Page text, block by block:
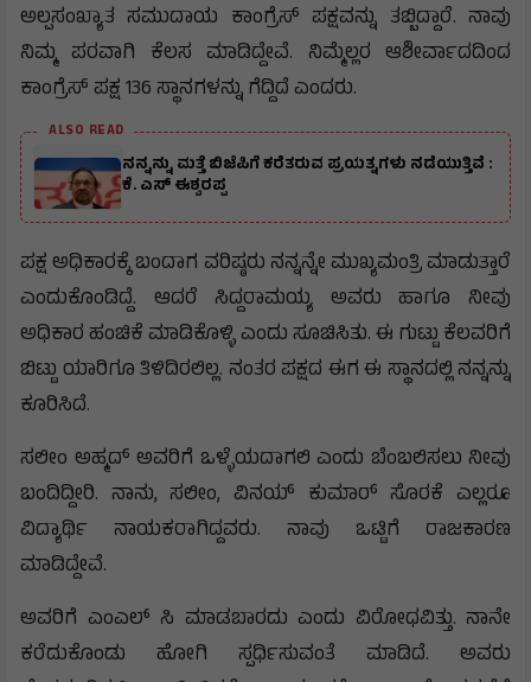
ಅಲ್ಪಸಂಖ್ಯಾತ ಸಮುದಾಯ ಕಾಂಗ್ರೆಸ್ ಪಕ್ಷವನ್ನು ತಬ್ಬಿದ್ದಾರೆ.‌ ನಾವು
ನಿಮ್ಮ ಪರವಾಗಿ ಕೆಲಸ ಮಾಡಿದ್ದೇವೆ. ನಿಮ್ಮೆಲ್ಲರ ಆಶೀರ್ವಾದದಿಂದ
ಕಾಂಗ್ರೆಸ್ ಪಕ್ಷ 136 ಸ್ಥಾನಗಳನ್ನು ಗೆದ್ದಿದೆ ಎಂದರು.
ALSO READ
ನನ್ನನ್ನು ಮತ್ತೆ ಬಿಜೆಪಿಗೆ ಕರೆತರುವ ಪ್ರಯತ್ನಗಳು ನಡೆಯುತ್ತಿವೆ :
ಕೆ. ಎಸ್ ಈಶ್ವರಪ್ಪ
ಪಕ್ಷ ಅಧಿಕಾರಕ್ಕೆ ಬಂದಾಗ ವರಿಷ್ಠರು ನನ್ನನ್ನೇ ಮುಖ್ಯಮಂತ್ರಿ ಮಾಡುತ್ತಾರೆ
ಎಂದುಕೊಂಡಿದ್ದೆ. ಆದರೆ ಸಿದ್ದರಾಮಯ್ಯ ಅವರು ಹಾಗೂ ನೀವು
ಅಧಿಕಾರ ಹಂಚಿಕೆ ಮಾಡಿಕೊಳ್ಳಿ ಎಂದು ಸೂಚಿಸಿತು. ಈ ಗುಟ್ಟು ಕೆಲವರಿಗೆ
ಬಿಟ್ಟು ಯಾರಿಗೂ ತಿಳಿದಿರಲಿಲ್ಲ. ನಂತರ ಪಕ್ಷದ ಈಗ ಈ ಸ್ಥಾನದಲ್ಲಿ ನನ್ನನ್ನು
ಕೂರಿಸಿದೆ.
ಸಲೀಂ ಅಹ್ಮದ್ ಅವರಿಗೆ ಒಳ್ಳೆಯದಾಗಲಿ ಎಂದು ಬೆಂಬಲಿಸಲು ನೀವು
ಬಂದಿದ್ದೀರಿ. ನಾನು, ಸಲೀಂ, ವಿನಯ್ ಕುಮಾರ್ ಸೊರಕೆ ಎಲ್ಲರೂ
ವಿದ್ಯಾರ್ಥಿ ನಾಯಕರಾಗಿದ್ದವರು. ನಾವು ಒಟ್ಟಿಗೆ ರಾಜಕಾರಣ
ಮಾಡಿದ್ದೇವೆ.
ಅವರಿಗೆ ಎಂಎಲ್ ಸಿ ಮಾಡಬಾರದು ಎಂದು ವಿರೋಧವಿತ್ತು. ನಾನೇ
ಕರೆದುಕೊಂಡು ಹೋಗಿ ಸ್ಪರ್ಧಿಸುವಂತೆ ಮಾಡಿದೆ. ಅವರು